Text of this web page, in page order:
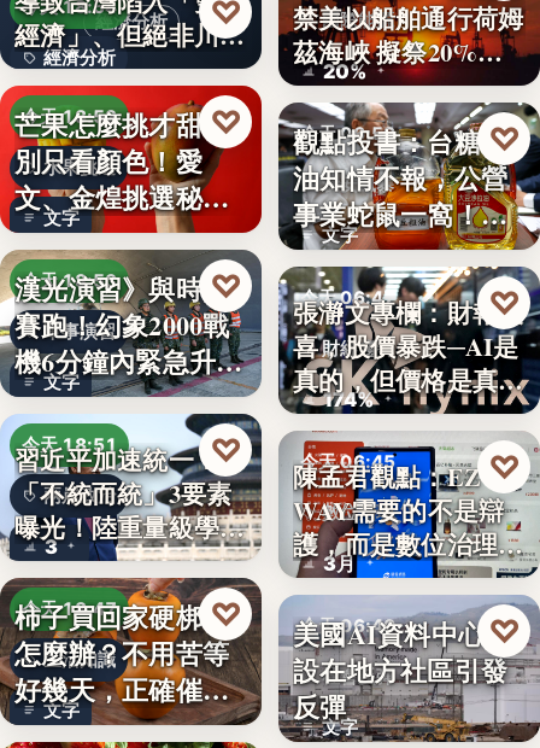
經濟分析
今天 18:54
經濟分析
40%
經濟」、但絕非川普
所…
♡
今天 18:53
水果挑選
文字
芒果怎麼挑才甜？
別只看顏色！愛
文、金煌挑選秘訣
曝光，買回…
♡
今天 18:53
軍事演習
文字
漢光演習》與時間
賽跑！幻象2000戰
機6分鐘內緊急升
空…
♡
今天 18:51
兩岸政治
3
習近平加速統一？
「不統而統」3要素
曝光！陸重量級學者
朱衛…
♡
今天 18:47
生活知識
文字
柿子買回家硬梆梆
怎麼辦？不用苦等
好幾天，正確催熟
方法一次…
♡
國際能源
20%
禁美以船舶通行荷姆
茲海峽 擬祭20%
貨…
今天 06:50
食安風暴
文字
觀點投書：台糖毒
油知情不報，公營
事業蛇鼠一窩！人
民何堪？
♡
今天 06:47
財經趨勢
174%
張瀞文專欄：財報報
喜，股價暴跌─AI是
真的，但價格是真
的…
♡
今天 06:45
數位治理
3月
陳孟君觀點：EZ
WAY需要的不是辯
護，而是數位治理的
升…
♡
今天 06:40
社會反彈
文字
美國AI資料中心建
設在地方社區引發
反彈
♡